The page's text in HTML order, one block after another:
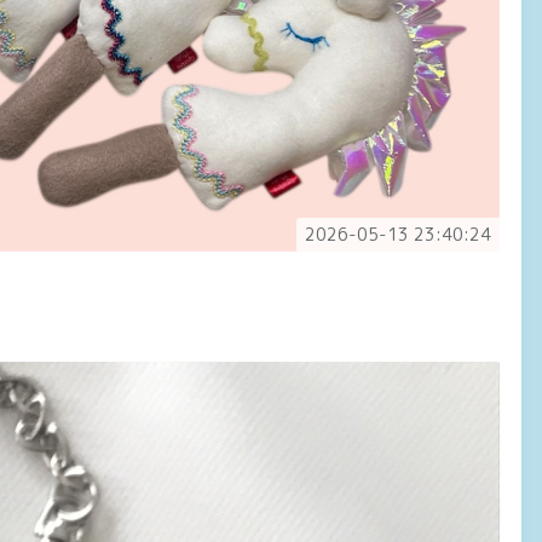
2026-05-13 23:40:24